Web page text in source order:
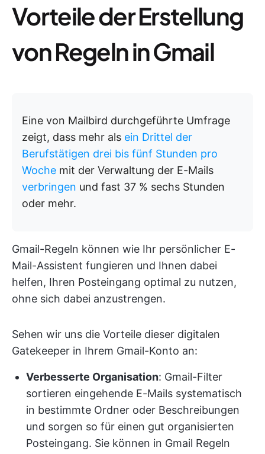
Vorteile der Erstellung
von Regeln in Gmail
Eine von Mailbird durchgeführte Umfrage
zeigt, dass mehr als ein Drittel der
Berufstätigen drei bis fünf Stunden pro
Woche mit der Verwaltung der E-Mails
verbringen und fast 37 % sechs Stunden
oder mehr.
Gmail-Regeln können wie Ihr persönlicher E-
Mail-Assistent fungieren und Ihnen dabei
helfen, Ihren Posteingang optimal zu nutzen,
ohne sich dabei anzustrengen.
Sehen wir uns die Vorteile dieser digitalen
Gatekeeper in Ihrem Gmail-Konto an:
Verbesserte Organisation: Gmail-Filter
sortieren eingehende E-Mails systematisch
in bestimmte Ordner oder Beschreibungen
und sorgen so für einen gut organisierten
Posteingang. Sie können in Gmail Regeln